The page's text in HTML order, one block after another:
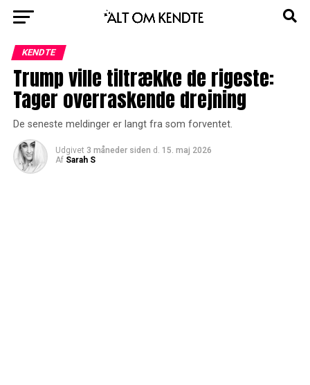
KENDTE
Trump ville tiltrække de rigeste:
Tager overraskende drejning
De seneste meldinger er langt fra som forventet.
Udgivet 3 måneder siden d. 15. maj 2026
Af Sarah S